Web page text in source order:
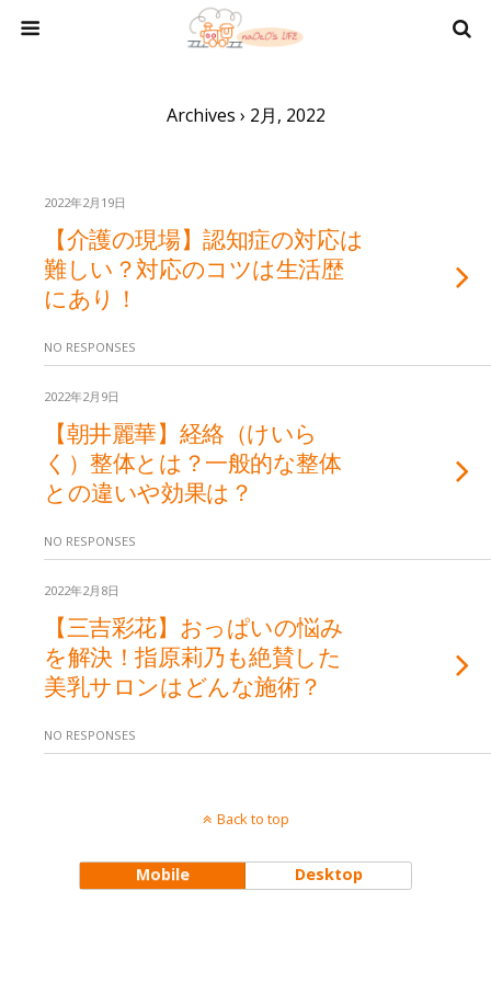
Archives › 2月, 2022
2022年2月19日
【介護の現場】認知症の対応は
難しい？対応のコツは生活歴
にあり！
NO RESPONSES
2022年2月9日
【朝井麗華】経絡（けいら
く）整体とは？一般的な整体
との違いや効果は？
NO RESPONSES
2022年2月8日
【三吉彩花】おっぱいの悩み
を解決！指原莉乃も絶賛した
美乳サロンはどんな施術？
NO RESPONSES
Back to top
Mobile Desktop